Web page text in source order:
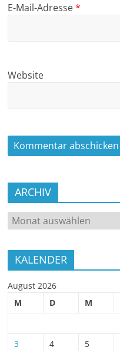
E-Mail-Adresse*
Website
ARCHIV
ARCHIV
KALENDER
August 2026
M
D M
3
4 5